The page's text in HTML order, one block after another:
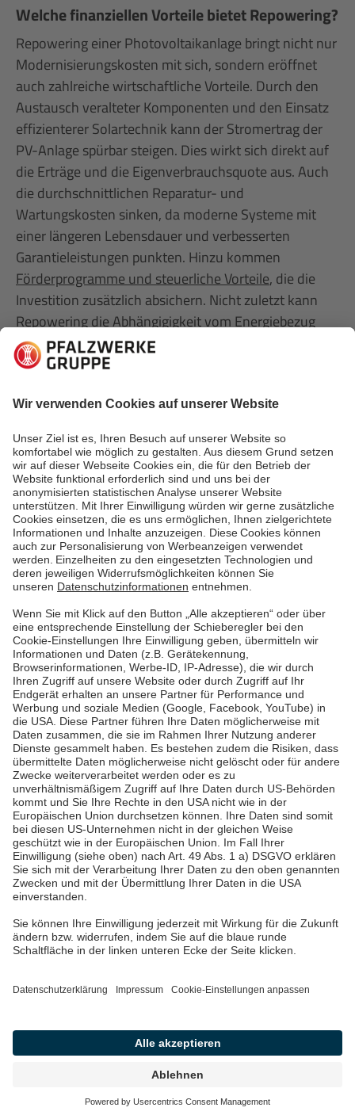
Welche finanziellen Vorteile bietet Repowering?
Repowering einer Photovoltaikanlage bringt nicht nur
Modernisierungskosten mit sich, sondern eröffnet
auch zahlreiche wirtschaftliche Vorteile. Durch den
Austausch veralteter Komponenten und den Einsatz
effizienterer Solartechnik kann der Stromertrag der
PV-Anlage spürbar steigen. Dies wirkt sich direkt auf
die Erträge und die Eigenverbrauchsquote aus. Auch
die durchschnittlichen Reparatur- und
Wartungskosten sinken, da moderne Systeme mit
einer längeren Lebensdauer und verbesserten
Garantieleistungen punkten. Hinzu kommen
Förderprogramme und steuerliche Vorteile, die die
Investition zusätzlich absichern. Nicht zuletzt kann
Repowering die Abhängigigkeit vom Energiebezug
aus dem öffentlichen Stromnetz verringern.
von Photovoltaikanlagen?
Ja, das Repowering von Solaranlagen wird gefördert.
Viele Bundesländer und Kommunen bieten spezielle
Zuschüsse oder zinsgünstige Kredite an, um die
Modernisierung bestehender Photovoltaikanlagen zu
unterstützen. Förderprogramme beziehen häufig
neben der Erneuerung von Modulen auch
Batteriespeicher und intelligente Steuerungstechnik
mit ein. Informiert euch hierzu in unserem
Bekomme ich weiterhin Einspeisevergütung?
Ja, unter bestimmten Bedingungen bleibt euch ein Teil
der bisherigen Einspeisevergütung erhalten – dies
wurde gesetzlich geregelt, damit sich die Investition in
neue Technik und die Modernisierung noch immer
lohnt. Wichtig ist, die Voraussetzungen für den
Weiterbezug der Vergütung zu prüfen und sich im
Vorfeld von Experten beraten zu lassen, damit
wirtschaftliche Vorteile gesichert werden. Durch das
Solarpaket 1 der Bundesregierung wurde der
Austausch alter Photovoltaikmodule vereinfacht: Um
den Förderanspruch nicht zu verlieren, war es in der
Vergangenheit nötig, beim Austausch einzelner
Komponenten der PV-Anlage einen Defekt oder
Diebstahl nachzuweisen. Nach der EEG 2023 können
werden, um die bisherige Vergütung im Rahmen der
ausbezahlt zu bekommen. Ein weiterer Vorteil besteht
in der Mehrleistung der erneuerten
Photovoltaikanlage: Diese zusätzliche Leistung wird
vom Netzbetreiber als Neuanlage gewertet und